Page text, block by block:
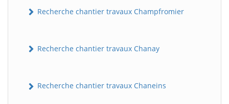
Recherche chantier travaux Champfromier
Recherche chantier travaux Chanay
Recherche chantier travaux Chaneins